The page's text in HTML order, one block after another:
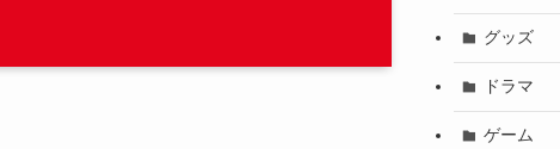
グッズ
ドラマ
ゲーム